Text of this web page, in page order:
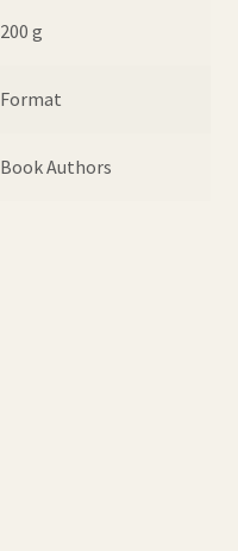
200 g
Format
Book Authors